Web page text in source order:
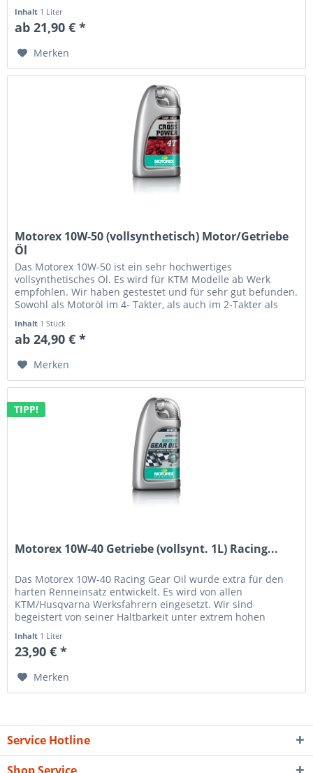
Inhalt 1 Liter
ab 21,90 € *
Merken
Motorex 10W-50 (vollsynthetisch) Motor/Getriebe
Öl
Das Motorex 10W-50 ist ein sehr hochwertiges
vollsynthetisches Öl. Es wird für KTM Modelle ab Werk
empfohlen. Wir haben gestestet und für sehr gut befunden.
Sowohl als Motoröl im 4- Takter, als auch im 2-Takter als
Inhalt 1 Stück
ab 24,90 € *
Merken
TIPP!
Motorex 10W-40 Getriebe (vollsynt. 1L) Racing...
Das Motorex 10W-40 Racing Gear Oil wurde extra für den
harten Renneinsatz entwickelt. Es wird von allen
KTM/Husqvarna Werksfahrern eingesetzt. Wir sind
begeistert von seiner Haltbarkeit unter extrem hohen
Inhalt 1 Liter
23,90 € *
Merken
Service Hotline
Shop Service